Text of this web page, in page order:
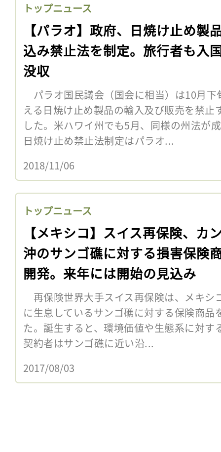
トップニュース
【パラオ】政府、日焼け止め製
込み禁止法を制定。旅行者も入
没収
パラオ国民議会（国会に相当）は10月下
える日焼け止め製品の輸入及び販売を禁
した。米ハワイ州でも5月、同様の州法が
日焼け止め禁止法制定はパラオ...
2018/11/06
トップニュース
【メキシコ】スイス再保険、カ
沖のサンゴ礁に対する損害保険
開発。来年には開始の見込み
再保険世界大手スイス再保険は、メキシ
に生息しているサンゴ礁に対する保険商品
た。誕生すると、環境価値や生態系に対す
契約者はサンゴ礁に近い沿...
2017/08/03